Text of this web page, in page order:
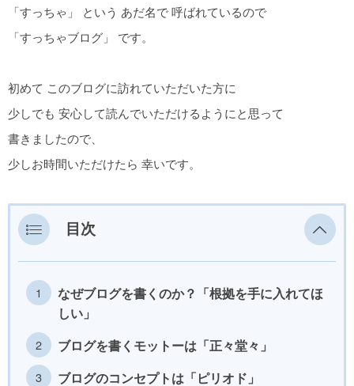
「すっちゃ」 という あだ名で 呼ばれているので
「すっちゃブログ」 です。
初めて このブログに訪れていただいた方に
少しでも 安心して読んでいただけるようにと思って
書きましたので、
少しお時間いただけたら 幸いです。
目次
なぜブログを書くのか？「根拠を手に入れてほ
しい」
ブログを書くモットーは「正々堂々」
ブログのコンセプトは「ピリオド」